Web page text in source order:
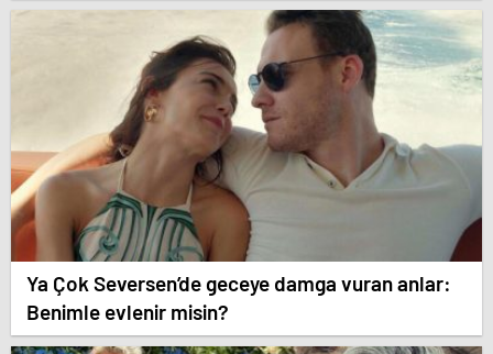
Ya Çok Seversen’de geceye damga vuran anlar:
Benimle evlenir misin?